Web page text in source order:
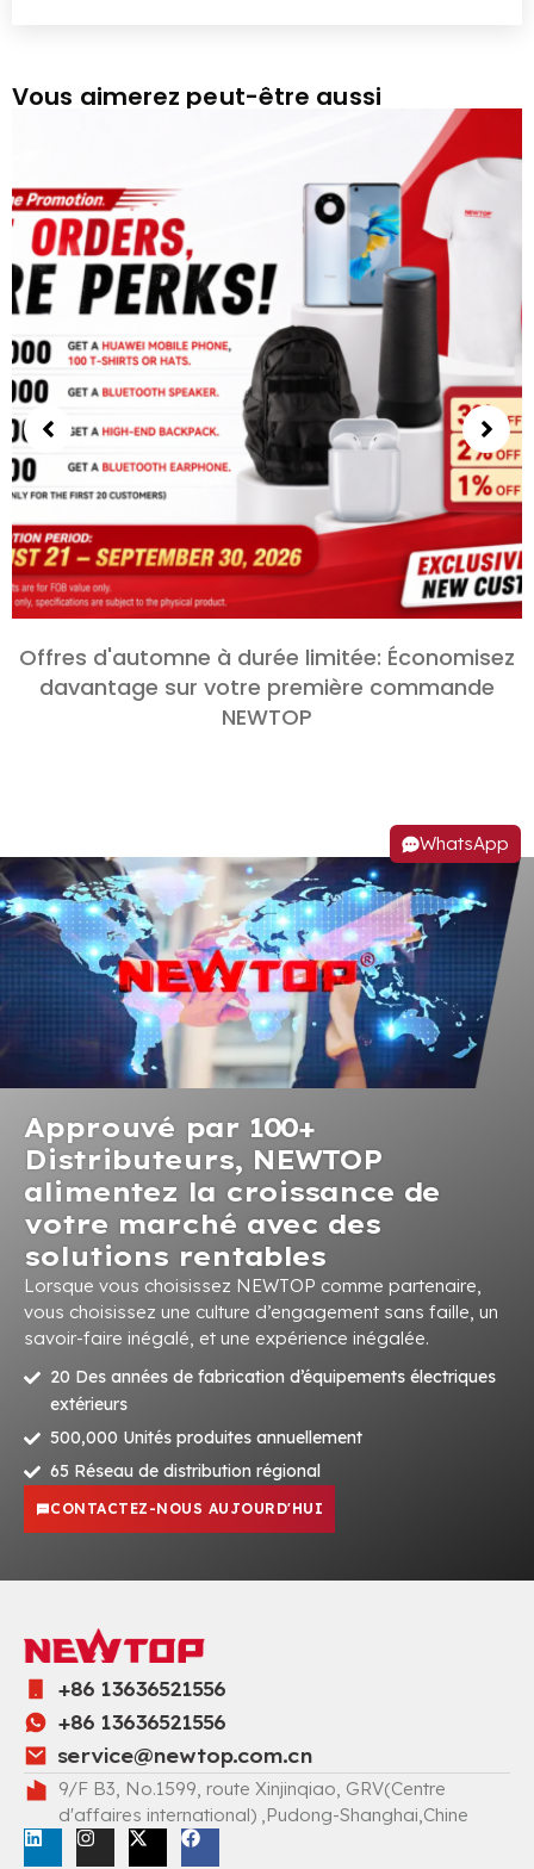
Vous aimerez peut-être aussi
Offres d'automne à durée limitée: Économisez
davantage sur votre première commande
NEWTOP
Approuvé par 100+
Distributeurs, NEWTOP
alimentez la croissance de
votre marché avec des
solutions rentables
Lorsque vous choisissez NEWTOP comme partenaire,
vous choisissez une culture d’engagement sans faille, un
savoir-faire inégalé, et une expérience inégalée.
20 Des années de fabrication d’équipements électriques
extérieurs
500,000 Unités produites annuellement
65 Réseau de distribution régional
CONTACTEZ-NOUS AUJOURD'HUI
+86 13636521556
+86 13636521556
service@newtop.com.cn
9/F B3, No.1599, route Xinjinqiao, GRV(Centre
d'affaires international) ,Pudong-Shanghai,Chine
WhatsApp